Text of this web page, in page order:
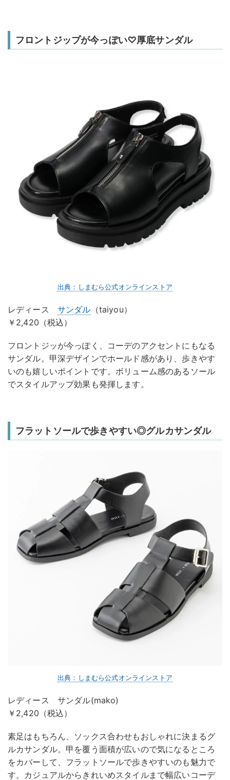
フロントジップが今っぽい♡厚底サンダル
出典：しまむら公式オンラインストア
レディース サンダル （taiyou）
￥2,420（税込）
フロントジッが今っぽく、コーデのアクセントにもなる
サンダル。甲深デザインでホールド感があり、歩きやす
いのも嬉しいポイントです。ボリューム感のあるソール
でスタイルアップ効果も発揮します。
フラットソールで歩きやすい◎グルカサンダル
出典：しまむら公式オンラインストア
レディース サンダル(mako)
￥2,420（税込）
素足はもちろん、ソックス合わせもおしゃれに決まるグ
ルカサンダル。甲を覆う面積が広いので気になるところ
をカバーして、フラットソールで歩きやすいのも魅力で
す。カジュアルからきれいめスタイルまで幅広いコーデ